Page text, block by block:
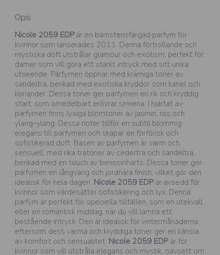
Opis
Nicole 2059 EDPär en bärnstensfärgad parfym för
kvinnor som lanserades 2011. Denna förtrollande och
mystiska doft utstrålar glamour och exotism, perfekt för
damer som vill göra ett starkt intryck med sitt unika
utseende. Parfymen öppnar med krämiga toner av
sandelträ, berikad med exotiska kryddor som kanel och
koriander. Dessa toner ger parfymen en rik och kryddig
start, som omedelbart erövrar sinnena. I hjärtat av
parfymen finns lyxiga blomtoner av jasmin, ros och
ylang-ylang. Dessa noter tillför en subtil blommig
elegans till parfymen och skapar en förförisk och
sofistikerad doft. Basen av parfymen är varm och
sensuell, med rika trätoner av cederträ och sandelträ,
berikad med en touch av bensoinharts. Dessa toner ger
parfymen en långvarig och jordnära finish, vilket gör den
idealisk för hela dagen. Nicole 2059 EDPär avsedd för
kvinnor som värdesätter sofistikering och lyx. Denna
parfym är perfekt för speciella tillfällen, som en utekväll
eller en romantisk middag, när du vill lämna ett
bestående intryck. Den är idealisk för vintermånaderna,
eftersom dess varma och kryddiga toner ger en känsla
av komfort och sensualitet. Nicole 2059 EDPär för
kvinnor som vill utstråla elegans och mystik, oavsett om